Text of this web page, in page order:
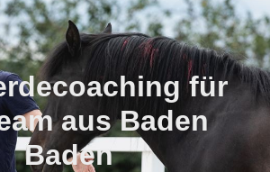
für
aus Baden
Baden